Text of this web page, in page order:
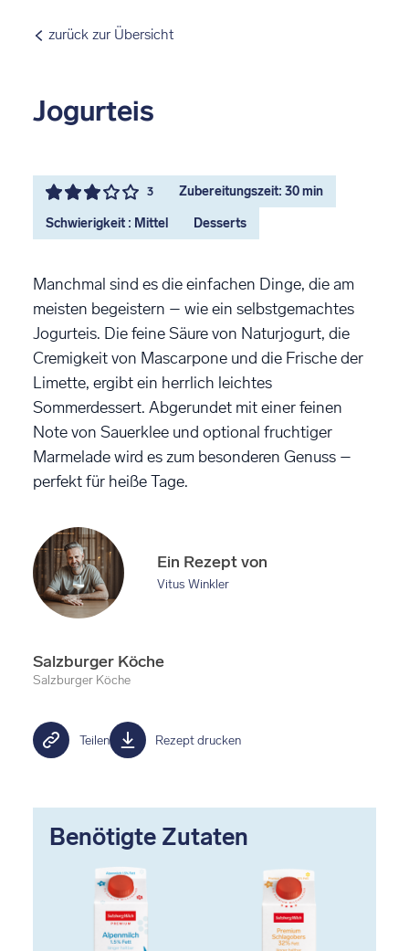
zurück zur Übersicht
Jogurteis
3 Zubereitungszeit: 30 min
Schwierigkeit : Mittel Desserts
Manchmal sind es die einfachen Dinge, die am
meisten begeistern – wie ein selbstgemachtes
Jogurteis. Die feine Säure von Naturjogurt, die
Cremigkeit von Mascarpone und die Frische der
Limette, ergibt ein herrlich leichtes
Sommerdessert. Abgerundet mit einer feinen
Note von Sauerklee und optional fruchtiger
Marmelade wird es zum besonderen Genuss –
perfekt für heiße Tage.
Ein Rezept von
Vitus Winkler
Salzburger Köche
Salzburger Köche
Teilen Rezept drucken
Benötigte Zutaten